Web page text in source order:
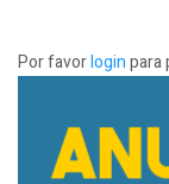
Por favorloginpara